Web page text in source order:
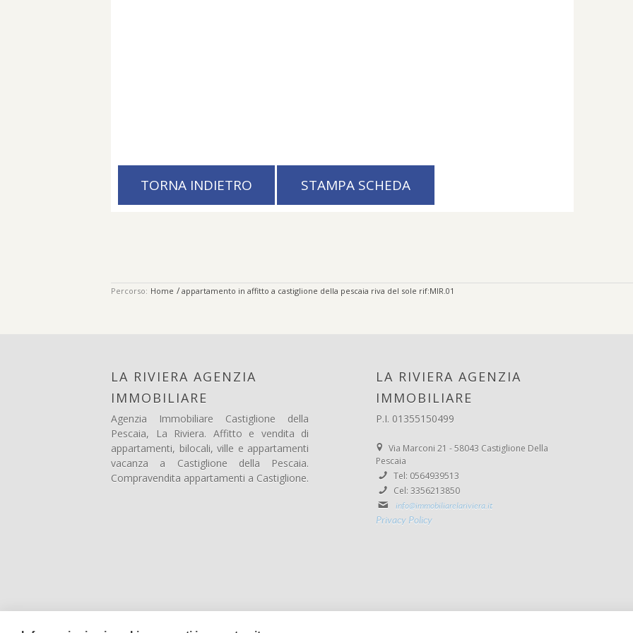
TORNA INDIETRO STAMPA SCHEDA
Percorso: Home / appartamento in affitto a castiglione della pescaia riva del sole rif:MIR.01
LA RIVIERA AGENZIA
IMMOBILIARE
Agenzia Immobiliare Castiglione della
Pescaia, La Riviera. Affitto e vendita di
appartamenti, bilocali, ville e appartamenti
vacanza a Castiglione della Pescaia.
Compravendita appartamenti a Castiglione.
LA RIVIERA AGENZIA
IMMOBILIARE
P.I. 01355150499
Via Marconi 21 - 58043 Castiglione Della
Pescaia
Tel: 0564939513
Cel: 3356213850
info@immobiliarelariviera.it
Privacy Policy